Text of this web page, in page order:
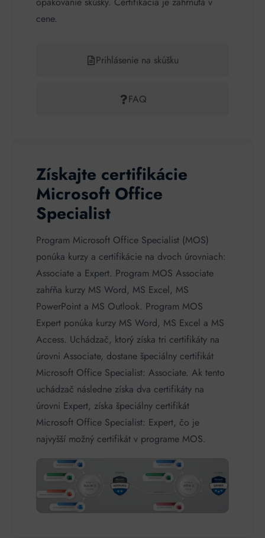
Prihlásenie na skúšku
FAQ
cene.
Získajte certifikácie
Microsoft Office
Specialist
Program Microsoft Office Specialist (MOS)
ponúka kurzy a certifikácie na dvoch úrovniach:
Associate a Expert. Program MOS Associate
zahŕňa kurzy MS Word, MS Excel, MS
PowerPoint a MS Outlook. Program MOS
Expert ponúka kurzy MS Word, MS Excel a MS
Access. Uchádzač, ktorý získa tri certifikáty na
úrovni Associate, dostane špeciálny certifikát
Microsoft Office Specialist: Associate. Ak tento
uchádzač následne získa dva certifikáty na
úrovni Expert, získa špeciálny certifikát
Microsoft Office Specialist: Expert, čo je
najvyšší možný certifikát v programe MOS.